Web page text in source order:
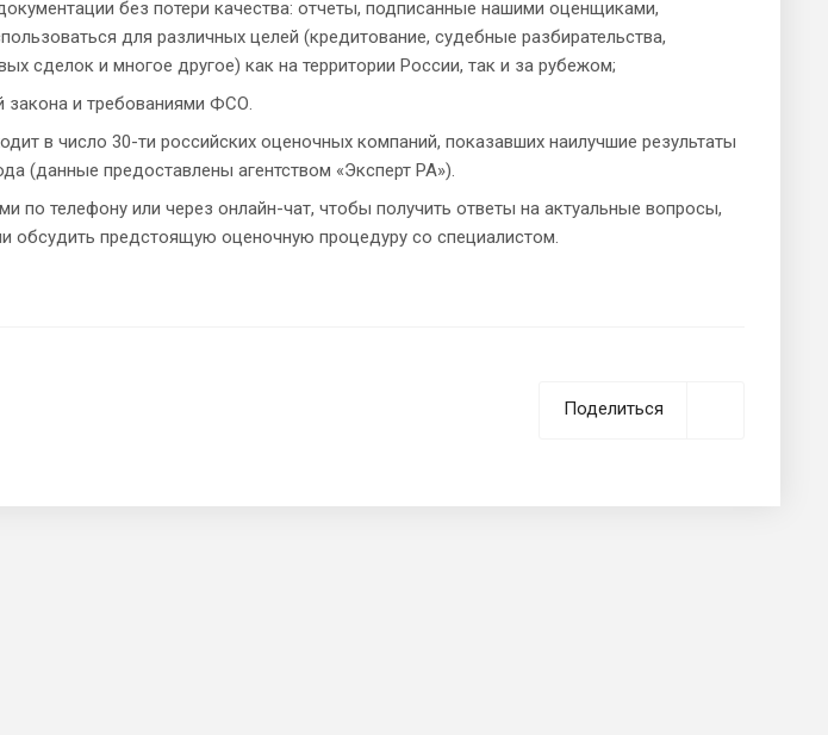
без потери качества: отчеты, подписанные нашими оценщиками,
для различных целей (кредитование, судебные разбирательства,
сделок и многое другое) как на территории России, так и за рубежом;
закона и требованиями ФСО.
в число 30-ти российских оценочных компаний, показавших наилучшие результаты
(данные предоставлены агентством «Эксперт РА»).
по телефону или через онлайн-чат, чтобы получить ответы на актуальные вопросы,
обсудить предстоящую оценочную процедуру со специалистом.
Поделиться